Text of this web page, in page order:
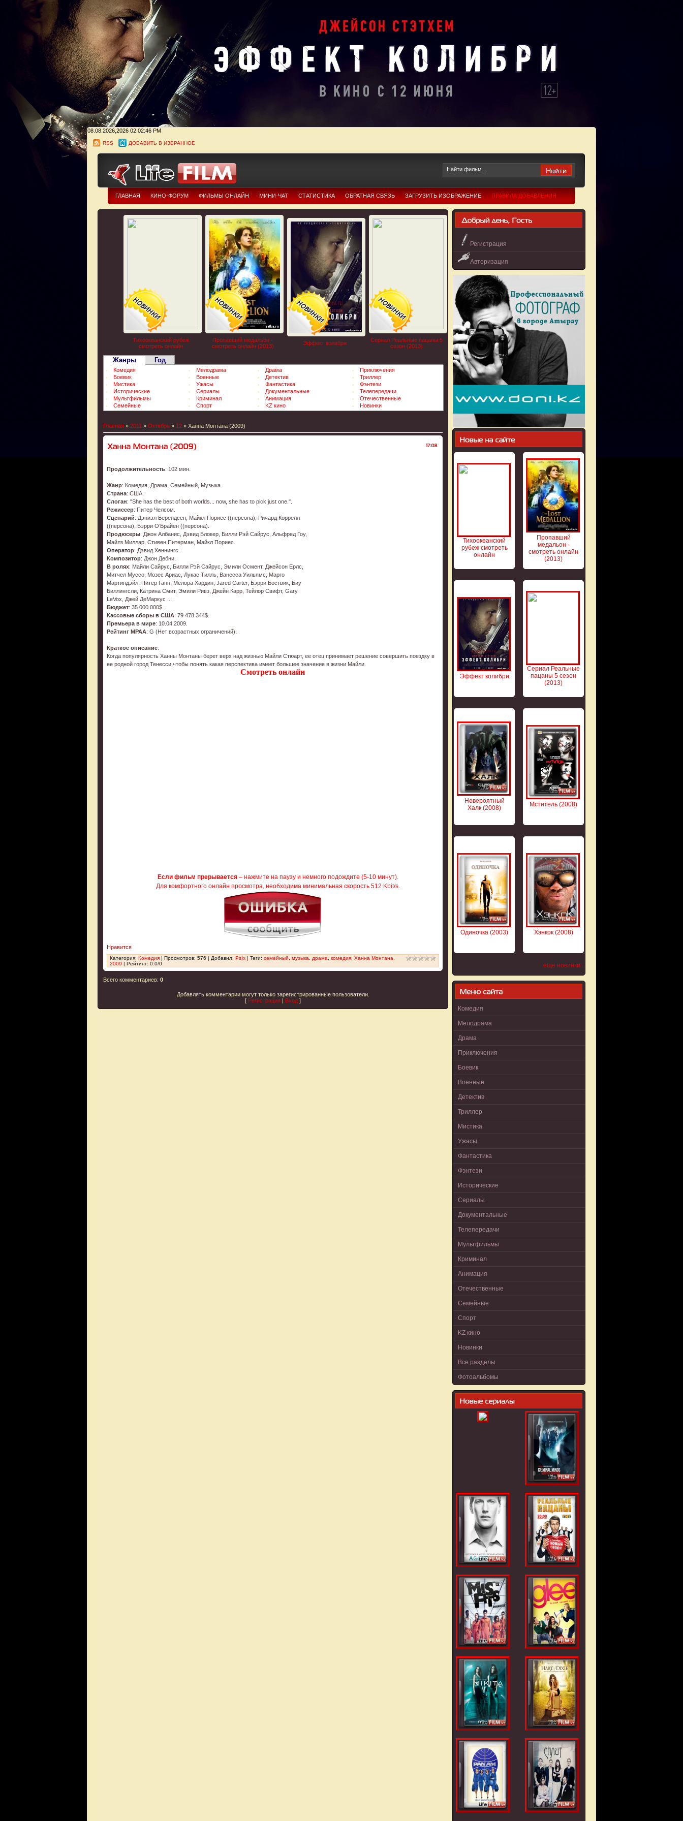
08.08.2026,2026 02:02:47 PM
RSS ДОБАВИТЬ В ИЗБРАННОЕ
ГЛАВНАЯ КИНО-ФОРУМ ФИЛЬМЫ ОНЛАЙН МИНИ-ЧАТ СТАТИСТИКА ОБРАТНАЯ СВЯЗЬ
ЗАГРУЗИТЬ ИЗОБРАЖЕНИЕ
ПРАВИЛА ДОБАВЛЕНИЯ
Тихоокеанский рубеж
смотреть онлайн
Пропавший медальон -
смотреть онлайн (2013)
Эффект колибри
Сериал Реальные пацаны 5
сезон (2013)
Жанры Год
Комедия Мелодрама Драма
Приключения
Боевик
Военные Детектив
Триллер
Мистика
Ужасы Фантастика
Фэнтези
Исторические
Сериалы Документальные
Телепередачи
Мультфильмы
Криминал Анимация
Отечественные
Семейные
Спорт KZ кино Новинки
Главная » 2011 » Октябрь » 12 » Ханна Монтана (2009)
Продолжительность: 102 мин.
Жанр: Комедия, Драма, Семейный, Музыка.
Страна: США.
Слоган: "She has the best of both worlds... now, she has to pick just one.".
Режиссер: Питер Челсом.
Сценарий: Дэниэл Берендсен, Майкл Пориес ((персона), Ричард Коррелл
((персона), Бэрри О’Брайен ((персона).
Продюсеры: Джон Албанис, Дэвид Блокер, Билли Рэй Сайрус, Альфред Гоу,
Майлз Миллар, Стивен Питерман, Майкл Пориес.
Оператор: Дэвид Хеннингс.
Композитор: Джон Дебни.
В ролях: Майли Сайрус, Билли Рэй Сайрус, Эмили Осмент, Джейсон Ерлс,
Митчел Муссо, Мозес Ариас, Лукас Тилль, Ванесса Уильямс, Марго
Мартиндэйл, Питер Ганн, Мелора Хардин, Jared Carter, Бэрри Боствик, Биу
Биллингсли, Катрина Смит, Эмили Ривз, Джейн Карр, Тейлор Свифт, Gary
LeVox, Джей ДеМаркус ...
Бюджет: 35 000 000$.
Кассовые сборы в США: 79 478 344$.
Премьера в мире: 10.04.2009.
Рейтинг MPAA: G (Нет возрастных ограничений).
Краткое описание:
Когда популярность Ханны Монтаны берет верх над жизнью Майли Стюарт, ее отец принимает решение совершить поездку в
ее родной город Тенесси,чтобы понять какая перспектива имеет большее значение в жизни Майли.
Смотреть онлайн
Если фильм прерывается– нажмите на паузу и немного подождите (5-10 минут).
Для комфортного онлайн просмотра, необходима минимальная скорость 512 Kbit/s.
Нравится
Категория: Комедия | Просмотров: 576 | Добавил: PsIx | Теги: семейный музыка драма комедия Ханна Монтана
2009 | Рейтинг: 0.0/0
Всего комментариев: 0
Добавлять комментарии могут только зарегистрированные пользователи.
[ Регистрация | Вход ]
Регистрация
Авторизация
Тихоокеанский
рубеж смотреть
онлайн
Пропавший
медальон -
смотреть онлайн
(2013)
Эффект колибри
Сериал Реальные
пацаны 5 сезон
(2013)
Невероятный
Халк (2008)
Мститель (2008)
Одиночка (2003) Хэнкок (2008)
еще новинки...
Комедия
Мелодрама
Драма
Приключения
Боевик
Военные
Детектив
Триллер
Мистика
Ужасы
Фантастика
Фэнтези
Исторические
Сериалы
Документальные
Телепередачи
Мультфильмы
Криминал
Анимация
Отечественные
Семейные
Спорт
KZ кино
Новинки
Все разделы
Фотоальбомы